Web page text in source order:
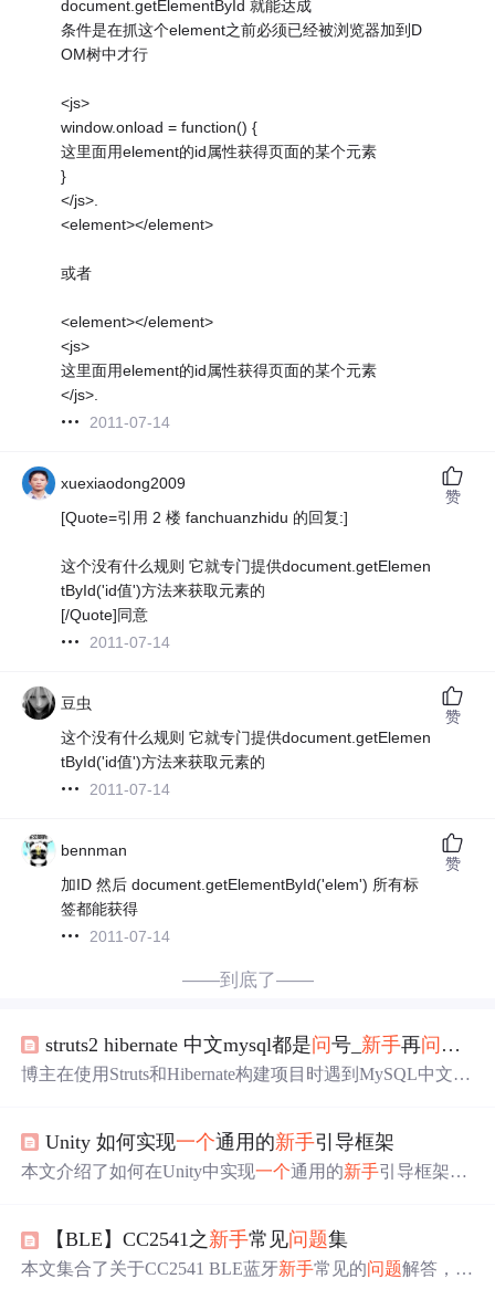
document.getElementById 就能达成
条件是在抓这个element之前必须已经被浏览器加到D
OM树中才行
<js>
window.onload = function() {
这里面用element的id属性获得页面的某个元素
}
</js>.
<element></element>
或者
<element></element>
<js>
这里面用element的id属性获得页面的某个元素
</js>.
2011-07-14
xuexiaodong2009
[Quote=引用 2 楼 fanchuanzhidu 的回复:]
这个没有什么规则 它就专门提供document.getElemen
tById('id值')方法来获取元素的
[/Quote]同意
2011-07-14
赞
豆虫
这个没有什么规则 它就专门提供document.getElemen
tById('id值')方法来获取元素的
2011-07-14
赞
bennman
加ID 然后 document.getElementById('elem') 所有标
签都能获得
2011-07-14
赞
——到底了——
struts2 hibernate 中文mysql都是问号_ 新手再问一个
博主在使用Struts和Hibernate构建项目时遇到MySQL中文显
QL语句中添加' SET NAMES gbk '等，但 问题依然存在。
一些网友建议使用UTF8编码，但博主在调整后仍然遇到输
Unity 如何实现一个通用的新手引导框架
本文介绍了如何在Unity中实现一个通用的新手引导框架，
统，降低项目开发成本。文章详细讲解了遮罩的shader、C
#和Image图片实现方法，以及UIGuideView、GuideMask和
【BLE】CC2541之 新手常见问 题集
本文集合了关于CC2541 BLE蓝牙新手常见的问题解答，包